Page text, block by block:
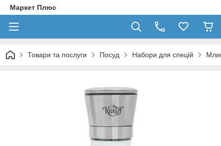
Маркет Плюс
Товари та послуги Посуд Набори для спецій